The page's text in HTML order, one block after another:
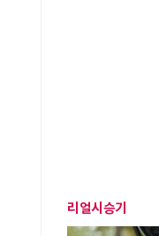
리얼시승기